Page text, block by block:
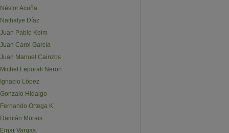
Néstor Acuña
Nathalye Díaz
Juan Pablo Keim
Juan Carol García
Juan Manuel Cainzos
Michel Leporati Neron
Ignacio López
Gonzalo Hidalgo
Fernando Ortega K.
Damián Morais
Einar Vargas